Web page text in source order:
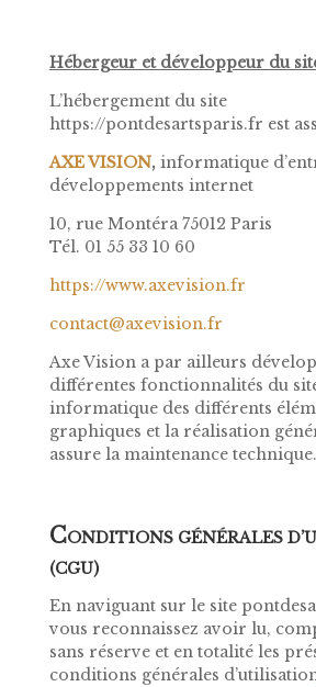
Hébergeur et développeur du
L’hébergement du site
https://pontdesartsparis.fr est
AXE VISION, informatique
développements internet
10, rue Montéra 75012 Paris
Tél. 01 55 33 10 60
https://www.axevision.fr
contact@axevision.fr
Axe Vision a par ailleurs
différentes fonctionnalités du
informatique des différents
graphiques et la réalisation
assure la maintenance technique.
CONDITIONS GÉNÉRALES
(CGU)
En naviguant sur le site
vous reconnaissez avoir lu,
sans réserve et en totalité les
conditions générales